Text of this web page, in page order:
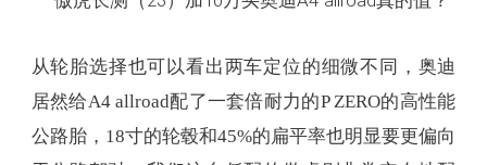
于公路驾驶。我们这台低配的傲虎则非常实在地配
优科豪马GEOLANDAR SUV轮胎，轮毂的造型可以
说毫无特色，但这套轮胎更加注重于全地形路面 和
相对均衡的性能表现，在铺装路面保证拥有良好舒